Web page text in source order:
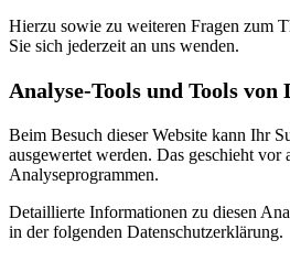
Hierzu sowie zu weiteren Fragen zum
Sie sich jederzeit an uns wenden.
Analyse-Tools und Tools
Beim Besuch dieser Website kann Ihr
ausgewertet werden. Das geschieht vor
Analyseprogrammen.
Detaillierte Informationen zu diesen
in der folgenden Datenschutzerklärung.